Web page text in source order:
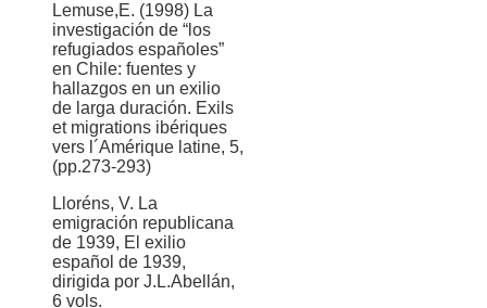
Lemuse,E. (1998) La
investigación de “los
refugiados españoles”
en Chile: fuentes y
hallazgos en un exilio
de larga duración. Exils
et migrations ibériques
vers l´Amérique latine, 5,
(pp.273-293)
Lloréns, V. La
emigración republicana
de 1939, El exilio
español de 1939,
dirigida por J.L.Abellán,
6 vols.